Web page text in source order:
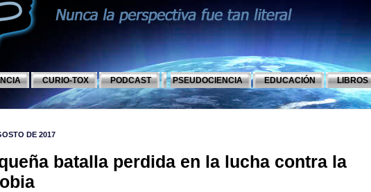
CURIO-TOX PODCAST PSEUDOCIENCIA EDUCACIÓN LIBROS
DE 2017
batalla perdida en la lucha contra la